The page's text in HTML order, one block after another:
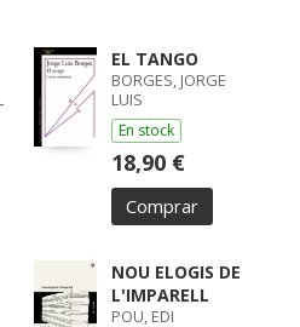
EL TANGO
BORGES, JORGE
LUIS
En stock
18,90 €
Comprar
NOU ELOGIS DE
L'IMPARELL
POU, EDI